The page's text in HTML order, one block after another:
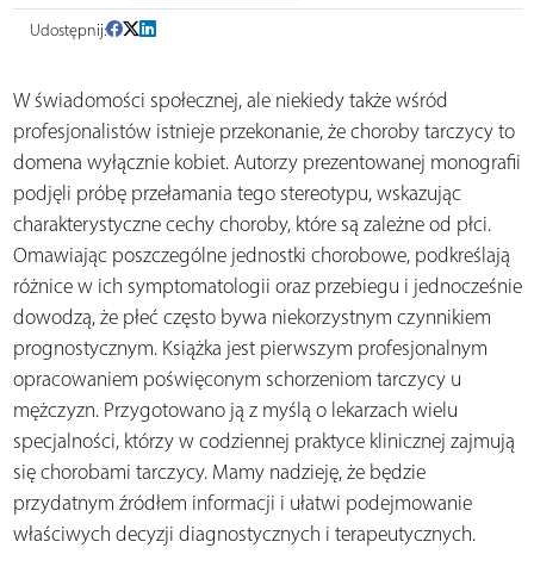
Udostępnij:
W świadomości społecznej, ale niekiedy także wśród
profesjonalistów istnieje przekonanie, że choroby tarczycy to
domena wyłącznie kobiet. Autorzy prezentowanej monografii
podjęli próbę przełamania tego stereotypu, wskazując
charakterystyczne cechy choroby, które są zależne od płci.
Omawiając poszczególne jednostki chorobowe, podkreślają
różnice w ich symptomatologii oraz przebiegu i jednocześnie
dowodzą, że płeć często bywa niekorzystnym czynnikiem
prognostycznym. Książka jest pierwszym profesjonalnym
opracowaniem poświęconym schorzeniom tarczycy u
mężczyzn. Przygotowano ją z myślą o lekarzach wielu
specjalności, którzy w codziennej praktyce klinicznej zajmują
się chorobami tarczycy. Mamy nadzieję, że będzie
przydatnym źródłem informacji i ułatwi podejmowanie
właściwych decyzji diagnostycznych i terapeutycznych.